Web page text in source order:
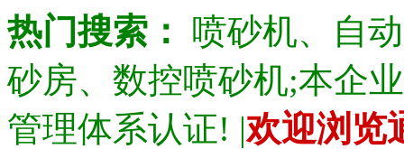
热门搜索：
喷砂机、自
砂房、数控喷砂机;本企
管理体系认证! |欢迎浏览